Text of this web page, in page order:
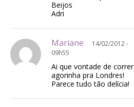
Beijos
Adri
Mariane
14/02/2012 -
09h55
Ai que vontade de correr
agorinha pra Londres!
Parece tudo tão delícia!